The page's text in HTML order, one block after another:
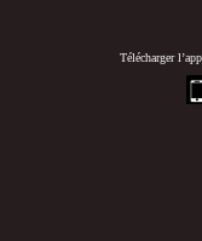
Télécharger